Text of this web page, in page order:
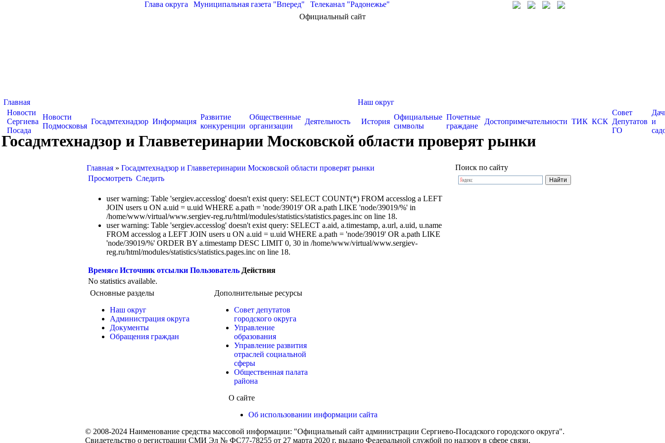
Глава округа Муниципальная газета "Вперед"
Телеканал "Радонежье"
Официальный сайт
Главная
Новости
Сергиева
Посада
Новости
Подмосковья
Госадмтехнадзор Информация
Развитие
конкуренции
Общественные
организации
Деятельность
Наш округ
История
Официальные
символы
Почетные
граждане
Достопримечательности ТИК КСК
Совет
Депутатов
ГО
и
Госадмтехнадзор и Главветеринарии Московской области проверят рынки
Главная » Госадмтехнадзор и Главветеринарии Московской области проверят рынки
Просмотреть Следить
user warning: Table 'sergiev.accesslog' doesn't exist query: SELECT COUNT(*) FROM accesslog a LEFT
JOIN users u ON a.uid = u.uid WHERE a.path = 'node/39019' OR a.path LIKE 'node/39019/%' in
/home/www/virtual/www.sergiev-reg.ru/html/modules/statistics/statistics.pages.inc on line 18.
user warning: Table 'sergiev.accesslog' doesn't exist query: SELECT a.aid, a.timestamp, a.url, a.uid, u.name
FROM accesslog a LEFT JOIN users u ON a.uid = u.uid WHERE a.path = 'node/39019' OR a.path LIKE
'node/39019/%' ORDER BY a.timestamp DESC LIMIT 0, 30 in /home/www/virtual/www.sergiev-
reg.ru/html/modules/statistics/statistics.pages.inc on line 18.
Время Источник отсылки Пользователь Действия
No statistics available.
Поиск по сайту
Основные разделы
Наш округ
Администрация округа
Документы
Обращения граждан
Дополнительные ресурсы
Совет депутатов
городского округа
Управление
образования
Управление развития
отраслей социальной
сферы
Общественная палата
района
О сайте
Об использовании информации сайта
© 2008-2024 Наименование средства массовой информации: "Официальный сайт администрации Сергиево-Посадского городского округа".
Свидетельство о регистрации СМИ Эл № ФС77-78255 от 27 марта 2020 г. выдано Федеральной службой по надзору в сфере связи,